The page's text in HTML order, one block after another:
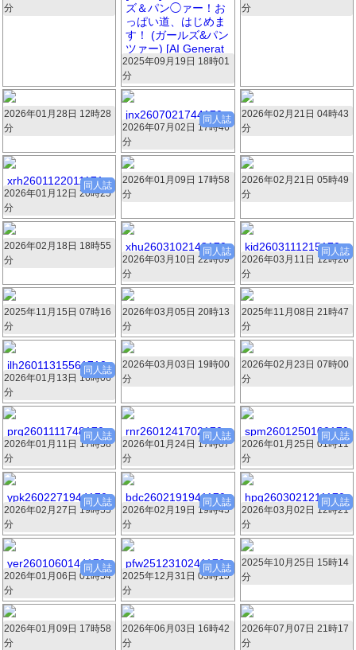
394枚 41.7MB
分
ズ＆パン◯ァー！お
っぱい道、はじめま
す！ (ガールズ&パン
ツァー) [AI Generat
ed]-1280x.zip
393枚 24.6MB
2025年09月19日 18時01
分
390枚 45.3MB
分
jw0128002.zip
387枚 172.6MB
2026年01月28日 12時28
分
jnx2607021744170
1.zip
387枚 196MB
同人誌
2026年07月02日 17時46
分
30723.zip
377枚 61.6MB
2026年02月21日 04時43
分
xrh2601122011171
1.zip
374枚 141.9MB
同人誌
2026年01月12日 20時25
分
56203.zip
374枚 54.6MB
2026年01月09日 17時58
分
17910.zip
374枚 51.2MB
2026年02月21日 05時49
分
64394.zip
374枚 54.6MB
2026年02月18日 18時55
分
xhu2603102148170
3.zip
373枚 52.8MB
同人誌
2026年03月10日 22時09
分
kid2603111215170
6.zip
372枚 194.5MB
同人誌
2026年03月11日 12時26
分
98420.zip
369枚 18.2MB
2025年11月15日 07時16
分
74679.zip
369枚 35.4MB
2026年03月05日 20時13
分
44489.zip
369枚 76.3MB
2025年11月08日 21時47
分
ilh26011315561712.
zip
367枚 195MB
同人誌
2026年01月13日 16時06
分
54012.zip
365枚 104.5MB
2026年03月03日 19時00
分
54688.zip
364枚 54.1MB
2026年02月23日 07時00
分
prq2601111748170
9.zip
363枚 194.7MB
同人誌
2026年01月11日 17時58
分
rnr2601241702170
2.zip
363枚 194.7MB
同人誌
2026年01月24日 17時07
分
spm2601250100170
1.zip
363枚 194.7MB
同人誌
2026年01月25日 01時11
分
ypk2602271944170
4.zip
363枚 194.7MB
同人誌
2026年02月27日 19時55
分
bdc2602191941170
1.zip
363枚 194.7MB
同人誌
2026年02月19日 19時45
分
hpg2603021211170
6.zip
362枚 104.6MB
同人誌
2026年03月02日 12時21
分
yer2601060144170
2.zip
362枚 104.6MB
同人誌
2026年01月06日 01時54
分
pfw2512310241170
4.zip
362枚 104.6MB
同人誌
2025年12月31日 03時15
分
67460.zip
361枚 71.5MB
2025年10月25日 15時14
分
28412.zip
360枚 22.1MB
2026年01月09日 17時58
分
58010.zip
358枚 32.2MB
2026年06月03日 16時42
分
233370.zip
357枚 58.4MB
2026年07月07日 21時17
分